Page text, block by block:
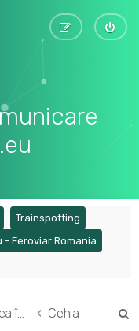
tab)
(Opens a new tab)
Trainspotting
- Feroviar Romania
Mobilitatea în Europa Cehia